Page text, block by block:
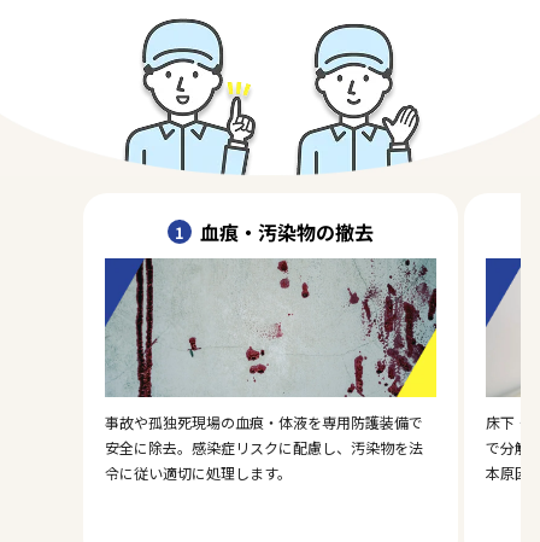
1 血痕・汚染物の撤去
事故や孤独死現場の血痕・体液を専用防護装備で
安全に除去。感染症リスクに配慮し、汚染物を法
令に従い適切に処理します。
床下・
で分解
本原因